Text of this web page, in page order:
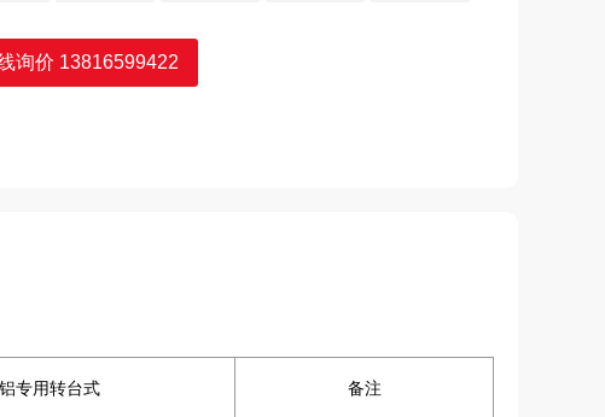
询价 13816599422
专用转台式 备注